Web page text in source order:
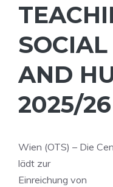
SOCIAL
AND
2025/26
Wien (OTS) – Die
lädt zur
Einreichung von